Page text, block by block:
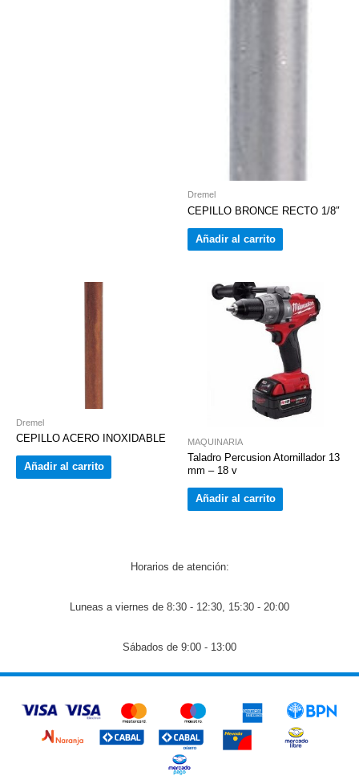
Dremel
CEPILLO BRONCE RECTO 1/8″
Añadir al carrito
Dremel
CEPILLO ACERO INOXIDABLE
Añadir al carrito
MAQUINARIA
Taladro Percusion Atornillador 13
mm – 18 v
Añadir al carrito
Horarios de atención:
Luneas a viernes de 8:30 - 12:30, 15:30 - 20:00
Sábados de 9:00 - 13:00